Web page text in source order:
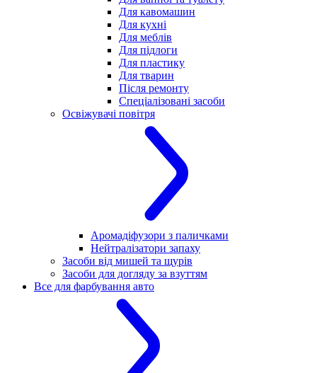
Для кавомашин
Для кухні
Для меблів
Для підлоги
Для пластику
Для тварин
Після ремонту
Спеціалізовані засоби
Освіжувачі повітря
Аромадіфузори з паличками
Нейтралізатори запаху
Засоби від мишей та щурів
Засоби для догляду за взуттям
Все для фарбування авто